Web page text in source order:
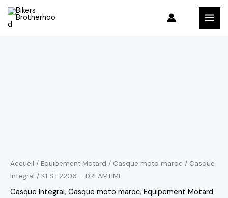
Aller
Accueil / Equipement Motard / Casque moto maroc / Casque
Integral / K1 S E2206 – DREAMTIME
Casque Integral, Casque moto maroc, Equipement Motard